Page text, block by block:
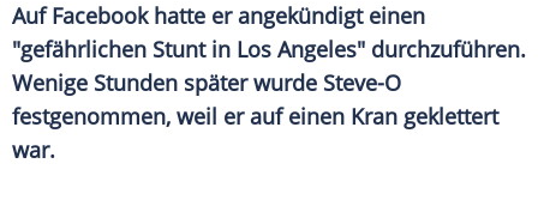
Auf Facebook hatte er angekündigt einen
"gefährlichen Stunt in Los Angeles" durchzuführen.
Wenige Stunden später wurde Steve-O
festgenommen, weil er auf einen Kran geklettert
war.